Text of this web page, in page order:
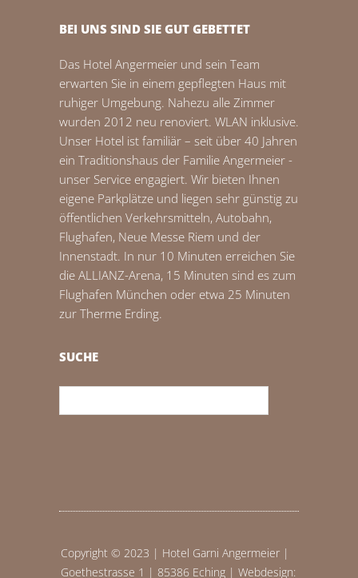
BEI UNS SIND SIE GUT GEBETTET
Das Hotel Angermeier und sein Team
erwarten Sie in einem gepflegten Haus mit
ruhiger Umgebung. Nahezu alle Zimmer
wurden 2012 neu renoviert. WLAN inklusive.
Unser Hotel ist familiär – seit über 40 Jahren
ein Traditionshaus der Familie Angermeier -
unser Service engagiert. Wir bieten Ihnen
eigene Parkplätze und liegen sehr günstig zu
öffentlichen Verkehrsmitteln, Autobahn,
Flughafen, Neue Messe Riem und der
Innenstadt. In nur 10 Minuten erreichen Sie
die ALLIANZ-Arena, 15 Minuten sind es zum
Flughafen München oder etwa 25 Minuten
zur Therme Erding.
SUCHE
Copyright © 2023 | Hotel Garni Angermeier |
Goethestrasse 1 | 85386 Eching | Webdesign: